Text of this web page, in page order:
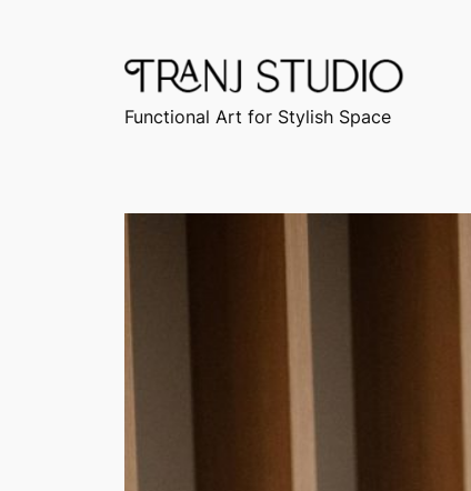
Functional Art for Stylish Space